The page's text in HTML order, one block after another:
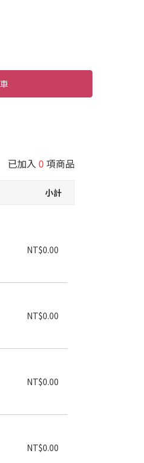
已加入 0 項商品
小計
NT$0.00
NT$0.00
NT$0.00
NT$0.00